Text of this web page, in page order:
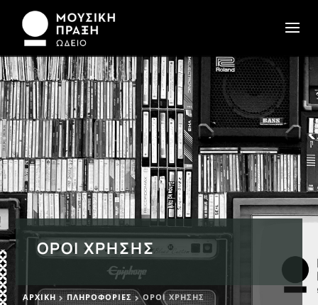
ΌΡΟΙ ΧΡΉΣΗΣ
ΑΡΧΙΚΉ  ΠΛΗΡΟΦΟΡΊΕΣ  ΌΡΟΙ ΧΡΉΣΗΣ